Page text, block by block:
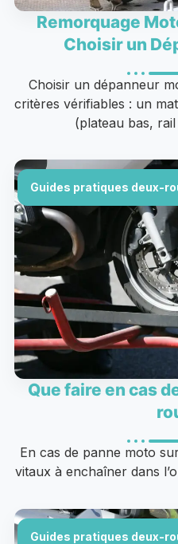
Remorquage
Choisir un
Choisir un dépanneur
critères vérifiables : un
(plateau bas,
Guides pratiques deux-
Que faire en cas
En cas de panne moto
vitaux à enchaîner dans
Guides pratiques deux-